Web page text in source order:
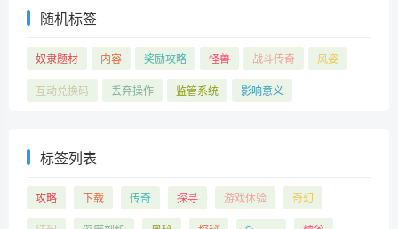
随机标签
奴隶题材 内容 奖励攻略 怪兽 战斗传奇 风姿
互动兑换码 丢弃操作 监管系统 影响意义
标签列表
攻略 下载 传奇 探寻 游戏体验 奇幻